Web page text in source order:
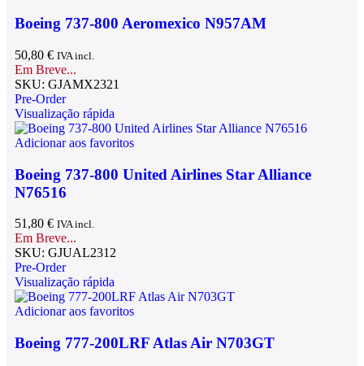
Boeing 737-800 Aeromexico N957AM
50,80 € IVA incl.
Em Breve...
SKU: GJAMX2321
Pre-Order
Visualização rápida
Adicionar aos favoritos
Boeing 737-800 United Airlines Star Alliance
N76516
51,80 € IVA incl.
Em Breve...
SKU: GJUAL2312
Pre-Order
Visualização rápida
Adicionar aos favoritos
Boeing 777-200LRF Atlas Air N703GT